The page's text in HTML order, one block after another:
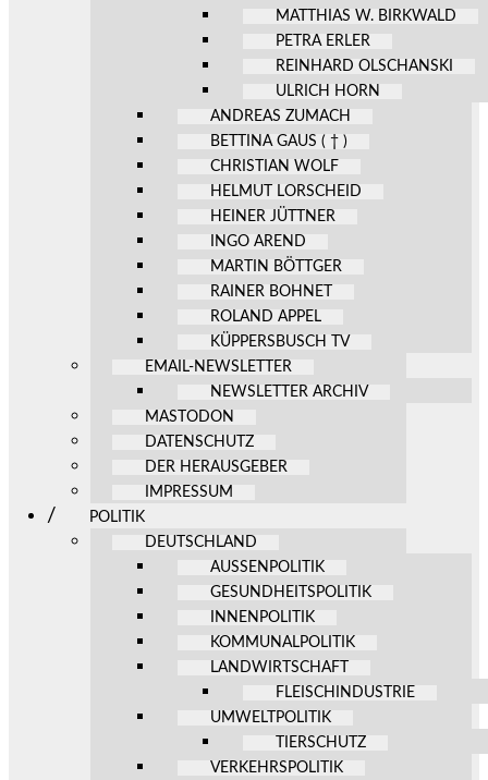
MATTHIAS W. BIRKWALD
PETRA ERLER
REINHARD OLSCHANSKI
ULRICH HORN
ANDREAS ZUMACH
BETTINA GAUS ( † )
CHRISTIAN WOLF
HELMUT LORSCHEID
HEINER JÜTTNER
INGO AREND
MARTIN BÖTTGER
RAINER BOHNET
ROLAND APPEL
KÜPPERSBUSCH TV
EMAIL-NEWSLETTER
NEWSLETTER ARCHIV
MASTODON
DATENSCHUTZ
DER HERAUSGEBER
IMPRESSUM
POLITIK
DEUTSCHLAND
AUSSENPOLITIK
GESUNDHEITSPOLITIK
INNENPOLITIK
KOMMUNALPOLITIK
LANDWIRTSCHAFT
FLEISCHINDUSTRIE
UMWELTPOLITIK
TIERSCHUTZ
VERKEHRSPOLITIK